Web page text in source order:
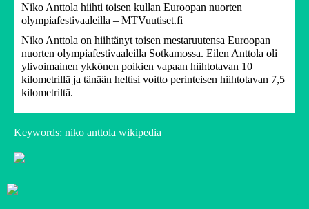
Niko Anttola hiihti toisen kullan Euroopan nuorten
olympiafestivaaleilla – MTVuutiset.fi
Niko Anttola on hiihtänyt toisen mestaruutensa Euroopan
nuorten olympiafestivaaleilla Sotkamossa. Eilen Anttola oli
ylivoimainen ykkönen poikien vapaan hiihtotavan 10
kilometrillä ja tänään heltisi voitto perinteisen hiihtotavan 7,5
kilometriltä.
Keywords: niko anttola wikipedia